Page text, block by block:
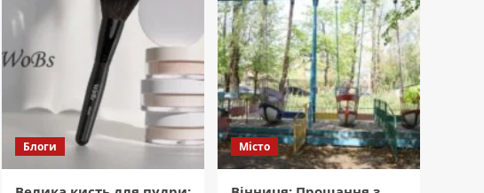
Блоги Місто